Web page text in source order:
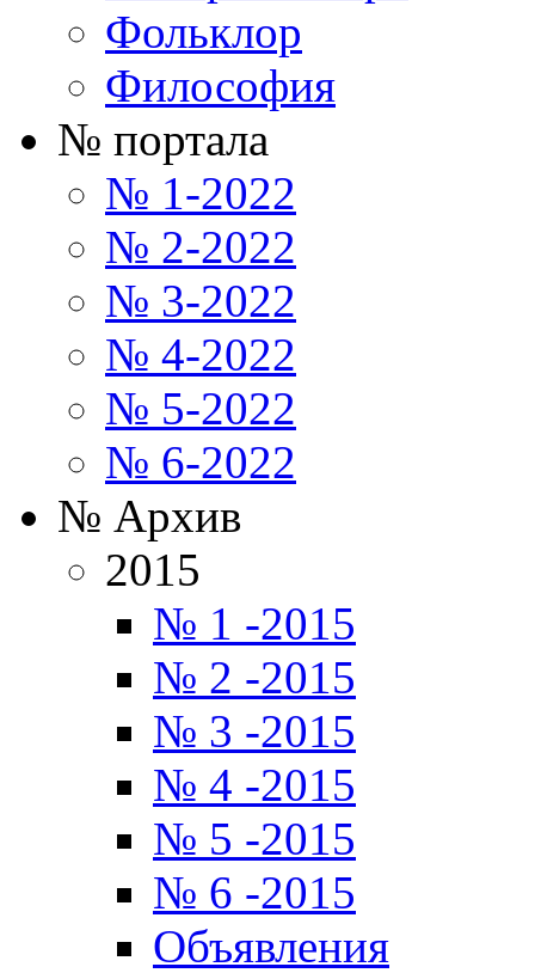
Фольклор
Философия
№ портала
№ 1-2022
№ 2-2022
№ 3-2022
№ 4-2022
№ 5-2022
№ 6-2022
№ Архив
2015
№ 1 -2015
№ 2 -2015
№ 3 -2015
№ 4 -2015
№ 5 -2015
№ 6 -2015
Объявления